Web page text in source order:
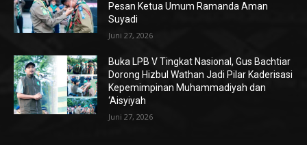
Pesan Ketua Umum Ramanda Aman
Suyadi
Juni 27, 2026
Buka LPB V Tingkat Nasional, Gus Bachtiar
Dorong Hizbul Wathan Jadi Pilar Kaderisasi
Kepemimpinan Muhammadiyah dan
‘Aisyiyah
Juni 27, 2026